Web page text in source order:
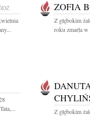
ZOFIA
Z głębokim
roku zmarła
Z głębokim